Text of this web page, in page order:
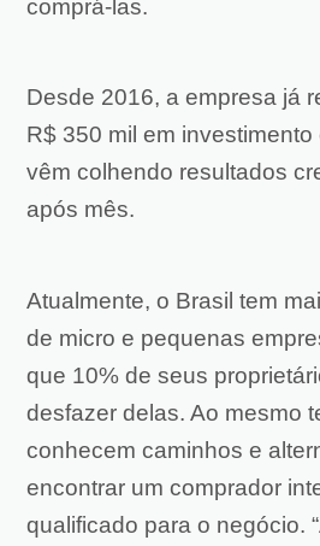
comprá-las.
Desde 2016, a empresa já
R$ 350 mil em
vêm colhendo resultados
após mês.
Atualmente, o Brasil tem
de micro e pequenas
que 10% de seus
desfazer delas. Ao mesmo
conhecem caminhos e
encontrar um comprador
qualificado para o negócio.